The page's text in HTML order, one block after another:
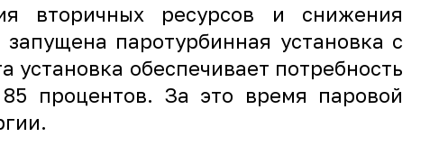
вторичных ресурсов и снижения
паротурбинная установка с
установка обеспечивает потребность
процентов. За это время паровой